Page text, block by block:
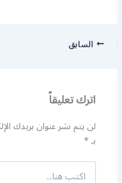
السابق
اترك تعليقاً
لن يتم نشر عنوان بريدك
بـ*
اكتب
هنا...